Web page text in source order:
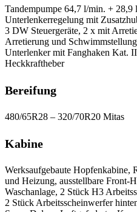
Tandempumpe 64,7 l/min. + 28,9
Unterlenkerregelung mit
3 DW Steuergeräte, 2 x mit
Arretierung und
Unterlenker mit Fanghaken Kat.
Heckkraftheber
Bereifung
480/65R28 – 320/70R20 Mitas
Kabine
Werksaufgebaute Hopfenkabine,
und Heizung, ausstellbare Front-
Waschanlage, 2 Stück H3
2 Stück Arbeitsscheinwerfer